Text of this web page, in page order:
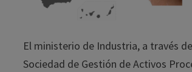
El ministerio de Industria, a través
Sociedad de Gestión de Activos